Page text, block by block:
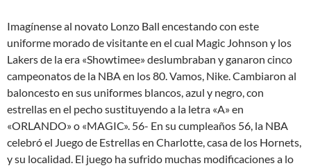
Imagínense al novato Lonzo Ball encestando con este
uniforme morado de visitante en el cual Magic Johnson y los
Lakers de la era «Showtimee» deslumbraban y ganaron cinco
campeonatos de la NBA en los 80. Vamos, Nike. Cambiaron al
baloncesto en sus uniformes blancos, azul y negro, con
estrellas en el pecho sustituyendo a la letra «A» en
«ORLANDO» o «MAGIC». 56- En su cumpleaños 56, la NBA
celebró el Juego de Estrellas en Charlotte, casa de los Hornets,
y su localidad. El juego ha sufrido muchas modificaciones a lo